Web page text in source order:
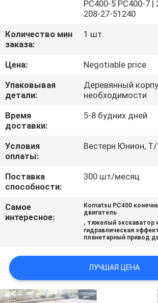
КАЧЕСТВА
КОНТАКТНЫЕ
ДАННЫЕ
НОВОСТИ
ВСЕ
СЛУЧАИ
ОТПРАВИТЬ
ЗАПРОС
ПОЛИТИКА
УЕДИНЕНИЯ
PC400-5 PC400-7 |
208-27-51240
Количество мин
заказа:
1 шт.
Цена:
Negotiable price
Упаковывая
детали:
Деревянный
необходимости
Время
доставки:
5-8 будних дней
Условия
оплаты:
Вестерн Юнион,
Поставка
способности:
300 шт/месяц
Самое
интересное:
Komatsu PC400
двигатель
, тяжелый экскаватор
гидравлическая
планетарный привод
ЛУЧШАЯ ЦЕНА